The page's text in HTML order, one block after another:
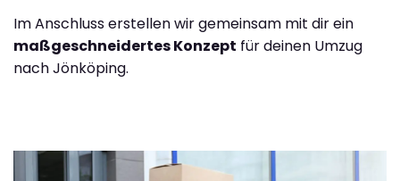
Im Anschluss erstellen wir gemeinsam mit dir ein
maßgeschneidertes Konzept für deinen Umzug
nach Jönköping.